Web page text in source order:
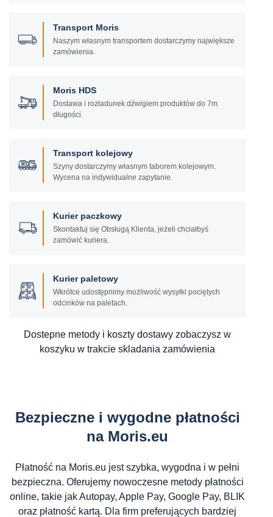
Transport Moris
Naszym własnym transportem dostarczymy największe
zamówienia.
Moris HDS
Dostawa i rozładunek dźwigiem produktów do 7m
długości.
Transport kolejowy
Szyny dostarczymy własnym taborem kolejowym.
Wycena na indywidualne zapytanie.
Kurier paczkowy
Skontaktuj się Obsługą Klienta, jeżeli chciałbyś
zamówić kuriera.
Kurier paletowy
Wkrótce udostępnimy możliwość wysyłki pociętych
odcinków na paletach.
Dostepne metody i koszty dostawy zobaczysz w
koszyku w trakcie skladania zamówienia
Bezpieczne i wygodne płatności
na Moris.eu
Płatność na Moris.eu jest szybka, wygodna i w pełni
bezpieczna. Oferujemy nowoczesne metody płatności
online, takie jak Autopay, Apple Pay, Google Pay, BLIK
oraz płatność kartą. Dla firm preferujących bardziej